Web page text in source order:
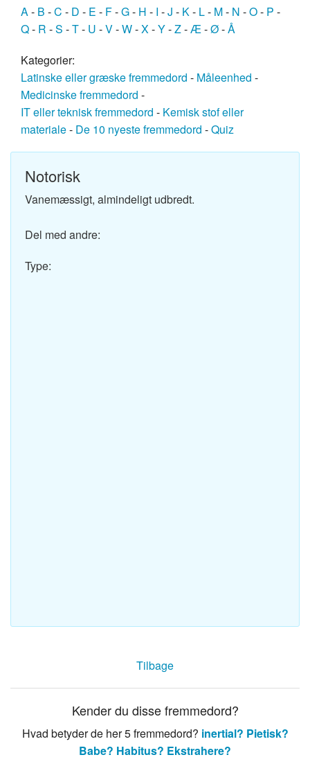
A- B -C - D - E - F-G- H - I -J - K- L- M- N -O- P -
Q- R -S -T- U -V-W-X-Y-Z-Æ-Ø-Å
Kategorier:
Latinske eller græske fremmedord - Måleenhed -
Medicinske fremmedord -
IT eller teknisk fremmedord - Kemisk stof eller
materiale- De 10 nyeste fremmedord -Quiz
Notorisk
Vanemæssigt, almindeligt udbredt.
Del med andre:
Type:
Tilbage
Kender du disse fremmedord?
Hvad betyder de her 5 fremmedord? inertial? Pietisk?
Babe? Habitus? Ekstrahere?